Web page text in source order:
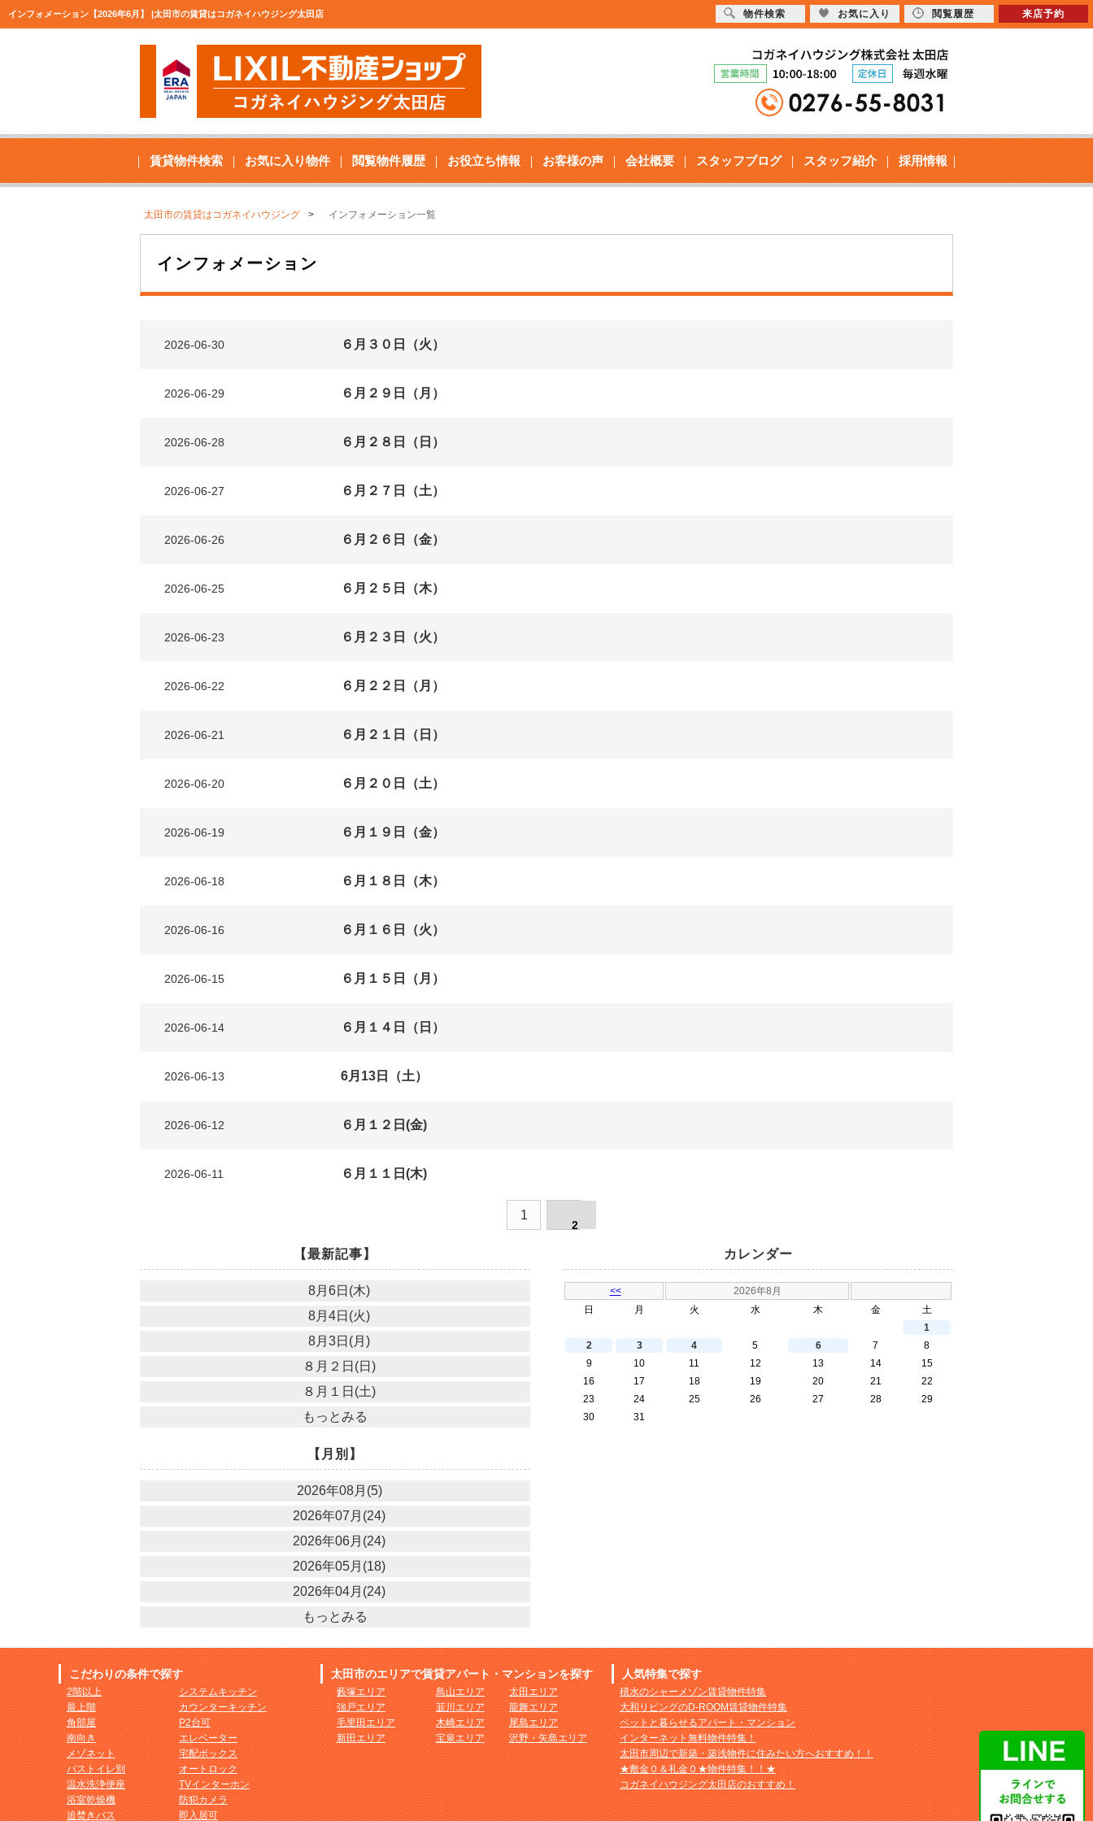
インフォメーション【2026年6月】 |太田市の賃貸はコガネイハウジング太田店
賃貸物件検索 お気に入り物件 閲覧物件履歴 お役立ち情報 お客様の声 会社概要 スタッフブログ スタッフ紹介 採用情報
太田市の賃貸はコガネイハウジング インフォメーション一覧
インフォメーション
2026-06-30 ６月３０日（火）
2026-06-29 ６月２９日（月）
2026-06-28 ６月２８日（日）
2026-06-27 ６月２７日（土）
2026-06-26 ６月２６日（金）
2026-06-25 ６月２５日（木）
2026-06-23 ６月２３日（火）
2026-06-22 ６月２２日（月）
2026-06-21 ６月２１日（日）
2026-06-20 ６月２０日（土）
2026-06-19 ６月１９日（金）
2026-06-18 ６月１８日（木）
2026-06-16 ６月１６日（火）
2026-06-15 ６月１５日（月）
2026-06-14 ６月１４日（日）
2026-06-13 6月13日（土）
2026-06-12 ６月１２日(金)
2026-06-11 ６月１１日(木)
1
2
【最新記事】
8月6日(木)
8月4日(火)
8月3日(月)
８月２日(日)
８月１日(土)
もっとみる
カレンダー
<<
2026年8月
日
月 火 水 木 金
土
1
2
3 4 5 6 7
8
9
10 11 12 13 14
15
16
17 18 19 20 21
22
23
24 25 26 27 28
29
30
31
【月別】
2026年08月(5)
2026年07月(24)
2026年06月(24)
2026年05月(18)
2026年04月(24)
もっとみる
こだわりの条件で探す
2階以上
最上階
角部屋
南向き
メゾネット
バストイレ別
温水洗浄便座
浴室乾燥機
追焚きバス
システムキッチン
カウンターキッチン
P2台可
エレベーター
宅配ボックス
オートロック
TVインターホン
防犯カメラ
即入居可
太田市のエリアで賃貸アパート・マンションを探す
藪塚エリア
強戸エリア
毛里田エリア
新田エリア
鳥山エリア
韮川エリア
木崎エリア
宝泉エリア
太田エリア
龍舞エリア
尾島エリア
沢野・矢島エリア
人気特集で探す
積水のシャーメゾン賃貸物件特集
大和リビングのD-ROOM賃貸物件特集
ペットと暮らせるアパート・マンション
インターネット無料物件特集！
太田市周辺で新築・築浅物件に住みたい方へおすすめ！！
★敷金０＆礼金０★物件特集！！★
コガネイハウジング太田店のおすすめ！
物件検索 お気に入り 閲覧履歴 来店予約